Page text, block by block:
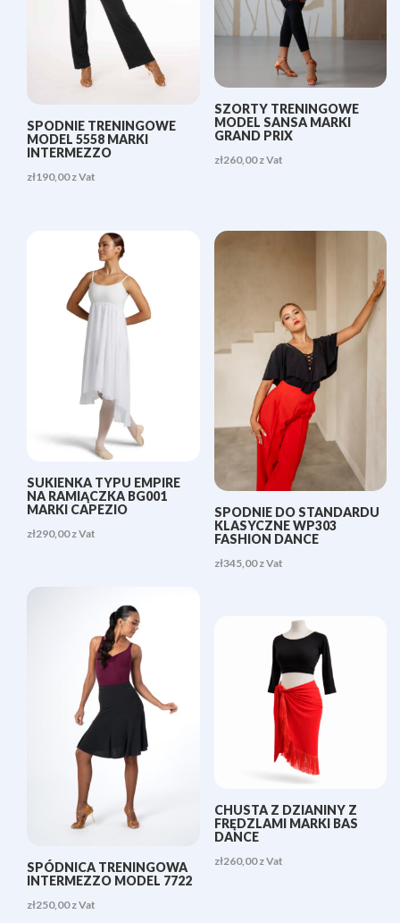
SPODNIE TRENINGOWE
MODEL 5558 MARKI
INTERMEZZO
zł190,00 z Vat
SZORTY TRENINGOWE
MODEL SANSA MARKI
GRAND PRIX
zł260,00 z Vat
SUKIENKA TYPU EMPIRE
NA RAMIĄCZKA BG001
MARKI CAPEZIO
zł290,00 z Vat
SPODNIE DO STANDARDU
KLASYCZNE WP303
FASHION DANCE
zł345,00 z Vat
SPÓDNICA TRENINGOWA
INTERMEZZO MODEL 7722
zł250,00 z Vat
CHUSTA Z DZIANINY Z
FRĘDZLAMI MARKI BAS
DANCE
zł260,00 z Vat